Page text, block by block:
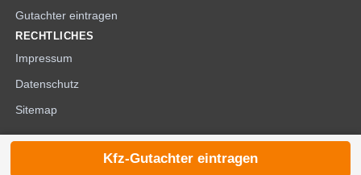
Gutachter eintragen
RECHTLICHES
Impressum
Datenschutz
Sitemap
© 2026 die-kfzgutachter.de
Kfz-Gutachter eintragen